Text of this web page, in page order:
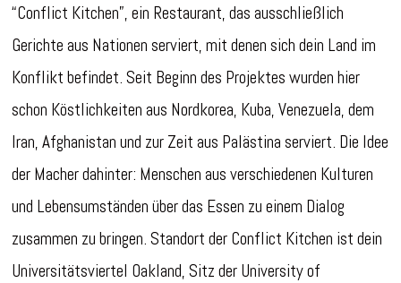
“Conflict Kitchen”, ein Restaurant, das ausschließlich
Gerichte aus Nationen serviert, mit denen sich dein Land im
Konflikt befindet. Seit Beginn des Projektes wurden hier
schon Köstlichkeiten aus Nordkorea, Kuba, Venezuela, dem
Iran, Afghanistan und zur Zeit aus Palästina serviert. Die Idee
der Macher dahinter: Menschen aus verschiedenen Kulturen
und Lebensumständen über das Essen zu einem Dialog
zusammen zu bringen. Standort der Conflict Kitchen ist dein
Universitätsviertel Oakland, Sitz der University of